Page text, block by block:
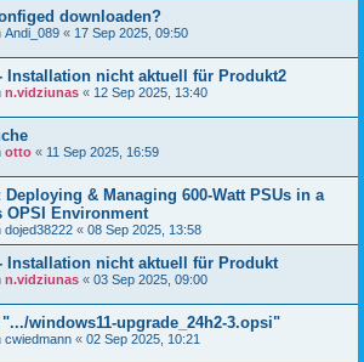
downloaden?
Andi_089 « 17 Sep 2025, 09:50
Installation nicht aktuell für Produkt2
n.vidziunas « 12 Sep 2025, 13:40
otto « 11 Sep 2025, 16:59
Deploying & Managing 600-Watt PSUs in a
OPSI Environment
dojed38222 « 08 Sep 2025, 13:58
Installation nicht aktuell für Produkt
n.vidziunas « 03 Sep 2025, 09:00
windows11-upgrade_24h2-3.opsi"
cwiedmann « 02 Sep 2025, 10:21